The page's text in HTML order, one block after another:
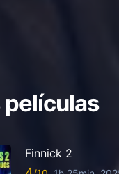
películas
Finnick 2